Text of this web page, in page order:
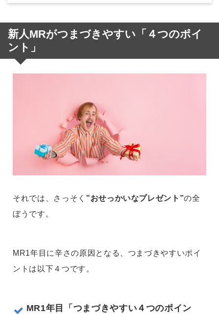
新人MRがつまづきやすい「４つのポイ
ント」
それでは、さっそく ”おせっかいなプレゼント”の全
ぼうです。
MR1年目に辛さの原因となる、つまづきやすいポイ
ントは以下４つです。
MR1年目「つまづきやすい４つのポイン